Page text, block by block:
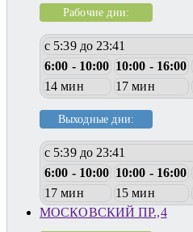
Рабочие дни:
с 5:39 до 23:41
6:00 - 10:00 10:00 - 16:00
14 мин
17 мин
Выходные дни:
с 5:39 до 23:41
6:00 - 10:00 10:00 - 16:00
17 мин
15 мин
МОСКОВСКИЙ ПР.,4